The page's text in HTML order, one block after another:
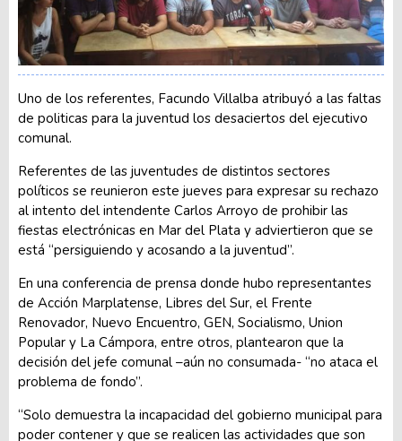
Uno de los referentes, Facundo Villalba atribuyó a las faltas
de politicas para la juventud los desaciertos del ejecutivo
comunal.
Referentes de las juventudes de distintos sectores
políticos se reunieron este jueves para expresar su rechazo
al intento del intendente Carlos Arroyo de prohibir las
fiestas electrónicas en Mar del Plata y adviertieron que se
está “persiguiendo y acosando a la juventud”.
En una conferencia de prensa donde hubo representantes
de Acción Marplatense, Libres del Sur, el Frente
Renovador, Nuevo Encuentro, GEN, Socialismo, Union
Popular y La Cámpora, entre otros, plantearon que la
decisión del jefe comunal –aún no consumada- “no ataca el
problema de fondo”.
“Solo demuestra la incapacidad del gobierno municipal para
poder contener y que se realicen las actividades que son